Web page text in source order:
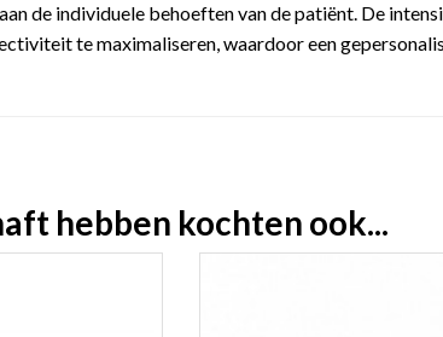
de individuele behoeften van de patiënt. De
te maximaliseren, waardoor een
hebben kochten ook...